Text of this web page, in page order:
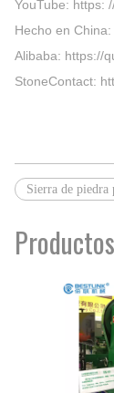
YouTube: https:
Hecho en
Alibaba: https://
StoneContact:
Sierra de piedra